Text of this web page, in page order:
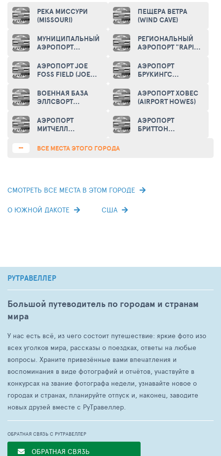
палеонтологическим заповедником.
Туристы любят "Дурные земли" за их удивительную
живописность, причудливые сочетания окрашенных в
рельефа и наскальные рисунки.
РЕКА МИССУРИ
(MISSOURI)
ПЕЩЕРА ВЕТРА
(WIND CAVE)
МУНИЦИПАЛЬНЫЙ
АЭРОПОРТ
(MADISON
MUNICIPAL
РЕГИОНАЛЬНЫЙ
АЭРОПОРТ "RAPID
REGIONAL AIRPORT)
АЭРОПОРТ JOE
FOSS FIELD (JOE
AIRPORT)
АЭРОПОРТ
БРУКИНГС
(AIRPORT
BROOKINGS
REGIONAL)
ВОЕННАЯ БАЗА
ЭЛЛСВОРТ
FORCE BASE)
АЭРОПОРТ ХОВЕС
(AIRPORT HOWES)
АЭРОПОРТ
МИТЧЕЛЛ
(MITCHELL
MUNICIPAL
АЭРОПОРТ
БРИТТОН
ВСЕ МЕСТА ЭТОГО ГОРОДА
СМОТРЕТЬ ВСЕ МЕСТА В ЭТОМ ГОРОДЕ
О ЮЖНОЙ ДАКОТЕ США
РУТРАВЕЛЛЕР
Большой путеводитель по городам и странам
мира
У нас есть всё, из чего состоит путешествие: яркие фото изо
всех уголков мира, рассказы о поездках, ответы на любые
вопросы. Храните привезённые вами впечатления и
воспоминания в виде фотографий и отчётов, участвуйте в
конкурсах на звание фотографа недели, узнавайте новое о
городах и странах, планируйте отпуск и, наконец, заводите
новых друзей вместе с РуТравеллер.
ОБРАТНАЯ СВЯЗЬ С РУТРАВЕЛЛЕР
ОБРАТНАЯ СВЯЗЬ